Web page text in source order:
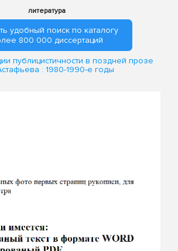
литература
удобный поиск по каталогу
800 000 диссертаций
публицистичности в поздней прозе
: 1980-1990-е годы